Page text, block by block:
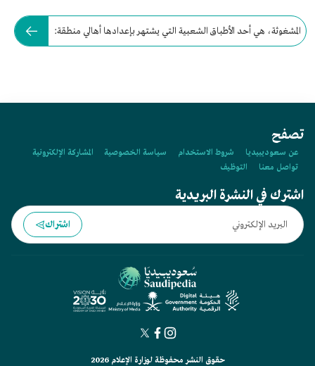
المشغوثة، هي أحد الأطباق الشعبية التي يشتهر بإعدادها أهالي منطقة:
تصفح
عن سعوديبيديا شروط الاستخدام سياسة الخصوصية
المشاركة الإلكترونية
تواصل معنا
التوظيف
اشترك في النشرة البريدية
اشتراك
حقوق النشر محفوظة لوزارة الإعلام 2026